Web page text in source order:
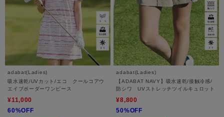
adabat(Ladies)
吸水速乾/UVカット/エコ クールコアウ
エイブボーダーワンピース
¥11,000
60%OFF
adabat(Ladies)
【ADABAT NAVY】吸水速乾/接触冷感/
防シワ UVストレッチツイルキュロット
¥8,800
50%OFF